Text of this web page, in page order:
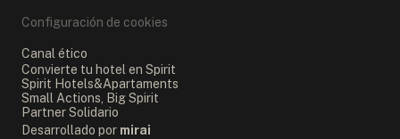
Configuración de cookies
Canal ético
Convierte tu hotel en Spirit
Spirit Hotels&Apartaments
Small Actions, Big Spirit
Partner Solidario
Desarrollado por mirai